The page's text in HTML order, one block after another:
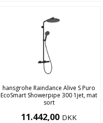
hansgrohe Raindance Alive S Puro
EcoSmart Showerpipe 300 1jet, mat
sort
11.442,00 DKK